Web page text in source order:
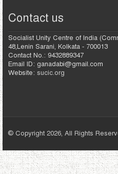
Contact us
Socialist Unity Centre of India
48,Lenin Sarani, Kolkata - 700013
Contact No.: 9432889347
Email ID: ganadabi@gmail.com
Website: sucic.org
© Copyright 2026, All Rights